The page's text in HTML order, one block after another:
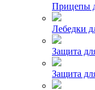
Прицепы
Лебедки
Защита
Защита